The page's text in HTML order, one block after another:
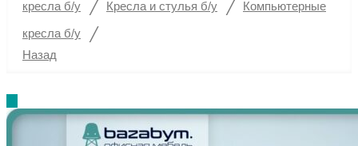
кресла б/у
/ Кресла и стулья б/у / Компьютерные
кресла б/у
/
Назад